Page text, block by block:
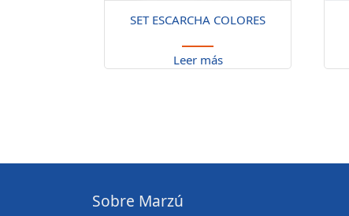
SET ESCARCHA COLORES
Leer más
Sobre Marzú